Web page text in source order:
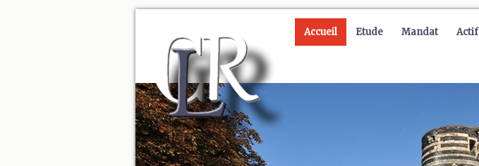
Accueil Etude Mandat Actif